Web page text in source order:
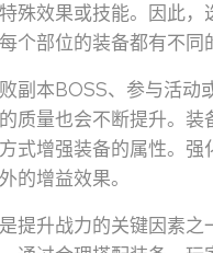
殊效果或技能。因此，
个部位的装备都有不同
副本BOSS、参与活
质量也会不断提升。
式增强装备的属性。
的增益效果。
提升战力的关键因素